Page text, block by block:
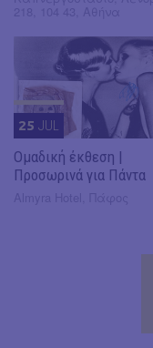
25 JUL
Ομαδική έκθεση |
Προσωρινά για Πάντα